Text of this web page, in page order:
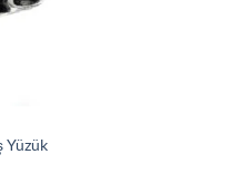
Yüzük